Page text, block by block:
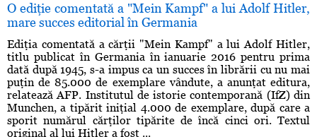
O ediţie comentată a "Mein Kampf" a lui Adolf Hitler,
mare succes editorial în Germania
Ediţia comentată a cărţii "Mein Kampf" a lui Adolf Hitler,
titlu publicat în Germania în ianuarie 2016 pentru prima
dată după 1945, s-a impus ca un succes în librării cu nu mai
puţin de 85.000 de exemplare vândute, a anunţat editura,
relatează AFP. Institutul de istorie contemporană (IfZ) din
Munchen, a tipărit iniţial 4.000 de exemplare, după care a
sporit numărul cărţilor tipărite de încă cinci ori. Textul
original al lui Hitler a fost ...